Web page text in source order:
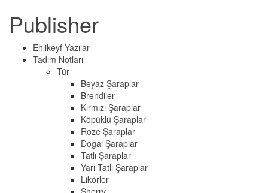
Publisher
Ehlikeyf Yazılar
Tadım Notları
Tür
Beyaz Şaraplar
Brendiler
Kırmızı Şaraplar
Köpüklü Şaraplar
Roze Şaraplar
Doğal Şaraplar
Tatlı Şaraplar
Yarı Tatlı Şaraplar
Likörler